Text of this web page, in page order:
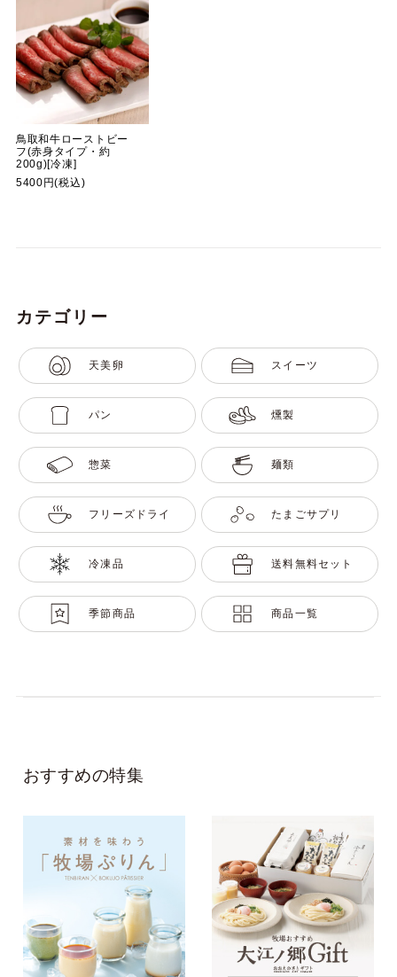
鳥取和牛ローストビー
フ(赤身タイプ・約
200g)[冷凍]
5400円(税込)
カテゴリー
天美卵 スイーツ
パン 燻製
惣菜 麺類
フリーズドライ たまごサプリ
冷凍品 送料無料セット
季節商品 商品一覧
おすすめの特集